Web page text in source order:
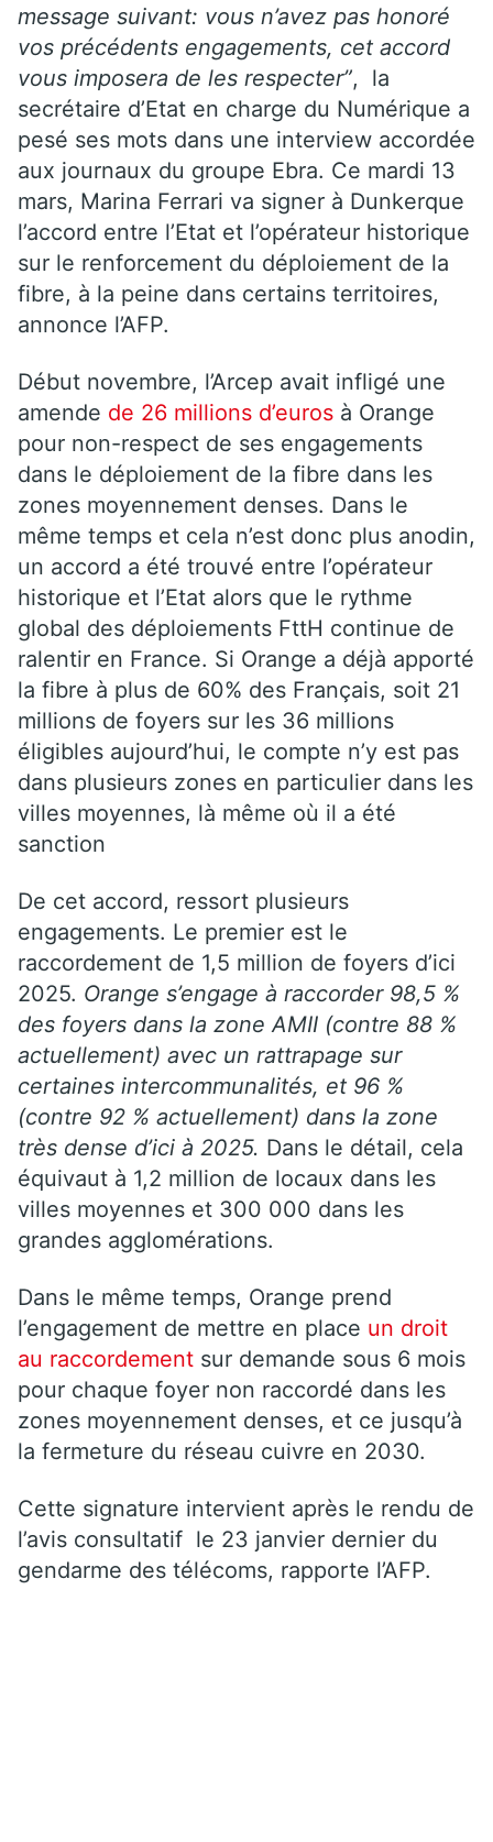
message suivant: vous n’avez pas honoré
vos précédents engagements, cet accord
vous imposera de les respecter”, la
secrétaire d’Etat en charge du Numérique a
pesé ses mots dans une interview accordée
aux journaux du groupe Ebra. Ce mardi 13
mars, Marina Ferrari va signer à Dunkerque
l’accord entre l’Etat et l’opérateur historique
sur le renforcement du déploiement de la
fibre, à la peine dans certains territoires,
annonce l’AFP.
Début novembre, l’Arcep avait infligé une
amende de 26 millions d’euros à Orange
pour non-respect de ses engagements
dans le déploiement de la fibre dans les
zones moyennement denses. Dans le
même temps et cela n’est donc plus anodin,
un accord a été trouvé entre l’opérateur
historique et l’Etat alors que le rythme
global des déploiements FttH continue de
ralentir en France. Si Orange a déjà apporté
la fibre à plus de 60% des Français, soit 21
millions de foyers sur les 36 millions
éligibles aujourd’hui, le compte n’y est pas
dans plusieurs zones en particulier dans les
villes moyennes, là même où il a été
sanction
De cet accord, ressort plusieurs
engagements. Le premier est le
raccordement de 1,5 million de foyers d’ici
2025. Orange s’engage à raccorder 98,5 %
des foyers dans la zone AMII (contre 88 %
actuellement) avec un rattrapage sur
certaines intercommunalités, et 96 %
(contre 92 % actuellement) dans la zone
très dense d’ici à 2025. Dans le détail, cela
équivaut à 1,2 million de locaux dans les
villes moyennes et 300 000 dans les
grandes agglomérations.
Dans le même temps, Orange prend
l’engagement de mettre en place un droit
au raccordement sur demande sous 6 mois
pour chaque foyer non raccordé dans les
zones moyennement denses, et ce jusqu’à
la fermeture du réseau cuivre en 2030.
Cette signature intervient après le rendu de
l’avis consultatif le 23 janvier dernier du
gendarme des télécoms, rapporte l’AFP.